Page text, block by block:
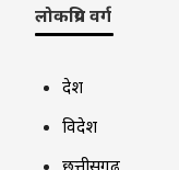
लोकप्रिय वर्ग
देश
विदेश
छत्तीसगढ़